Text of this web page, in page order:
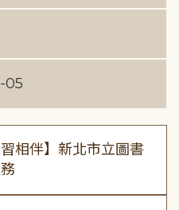
05
習相伴】新北市立圖書